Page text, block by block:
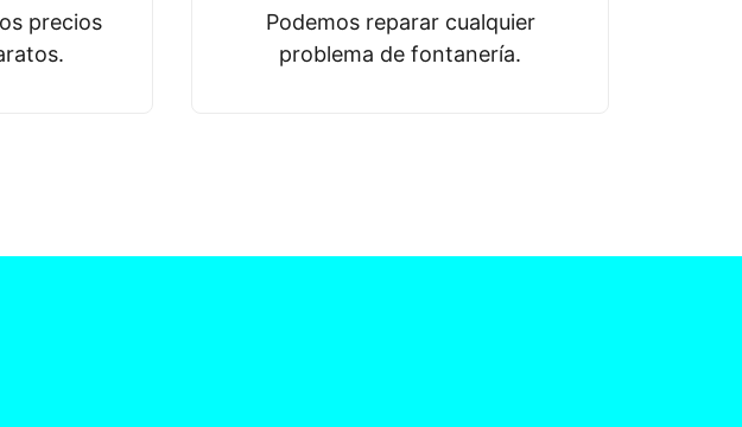
precios
Podemos reparar cualquier
problema de fontanería.